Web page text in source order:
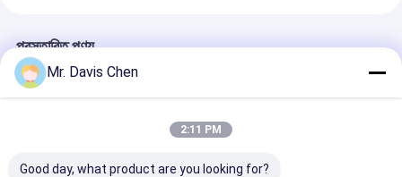
প্রস্তাবিত পণ্য
Mr. Davis Chen
2:11 PM
Good day, what product are you looking for?